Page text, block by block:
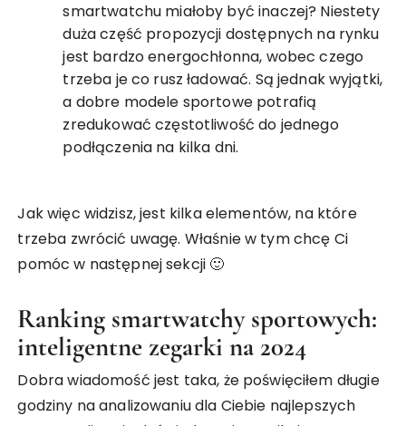
smartwatchu miałoby być inaczej? Niestety
duża część propozycji dostępnych na rynku
jest bardzo energochłonna, wobec czego
trzeba je co rusz ładować. Są jednak wyjątki,
a dobre modele sportowe potrafią
zredukować częstotliwość do jednego
podłączenia na kilka dni.
Jak więc widzisz, jest kilka elementów, na które
trzeba zwrócić uwagę. Właśnie w tym chcę Ci
pomóc w następnej sekcji 🙂
Ranking smartwatchy sportowych:
inteligentne zegarki na 2024
Dobra wiadomość jest taka, że poświęciłem długie
godziny na analizowaniu dla Ciebie najlepszych